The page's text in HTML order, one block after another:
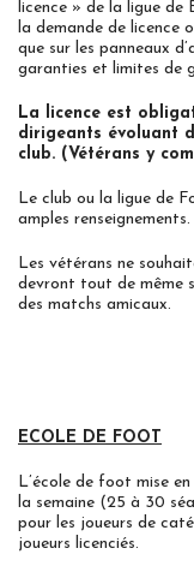
licence » de la ligue de
la demande de licence
que sur les panneaux
garanties et limites de
La licence est
dirigeants évoluant
club. (Vétérans y
Le club ou la ligue de
amples renseignements.
Les vétérans ne
devront tout de même
des matchs amicaux.
ECOLE DE FOOT
L’école de foot mise
la semaine (25 à 30
pour les joueurs de
joueurs licenciés.